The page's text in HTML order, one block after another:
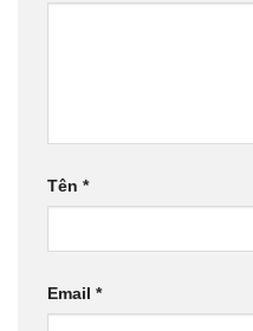
Tên *
Email *